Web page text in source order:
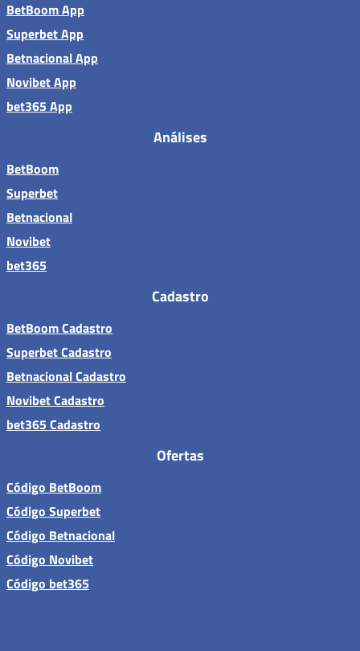
BetBoom App
Superbet App
Betnacional App
Novibet App
bet365 App
Análises
BetBoom
Superbet
Betnacional
Novibet
bet365
Cadastro
BetBoom Cadastro
Superbet Cadastro
Betnacional Cadastro
Novibet Cadastro
bet365 Cadastro
Ofertas
Código BetBoom
Código Superbet
Código Betnacional
Código Novibet
Código bet365